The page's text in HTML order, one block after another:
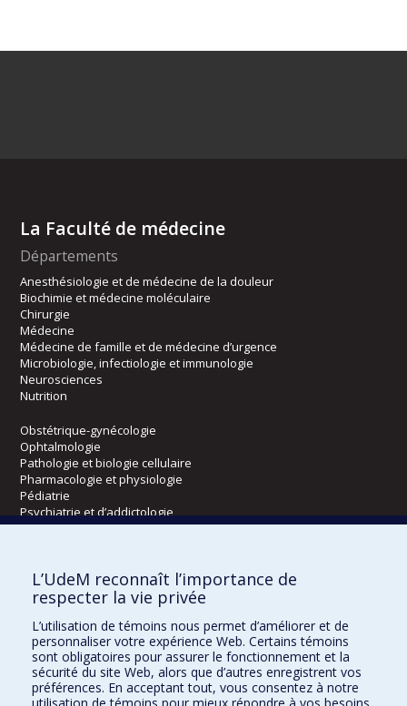
La Faculté de médecine
Départements
Anesthésiologie et de médecine de la douleur
Biochimie et médecine moléculaire
Chirurgie
Médecine
Médecine de famille et de médecine d’urgence
Microbiologie, infectiologie et immunologie
Neurosciences
Nutrition
Obstétrique-gynécologie
Ophtalmologie
Pathologie et biologie cellulaire
Pharmacologie et physiologie
Pédiatrie
Psychiatrie et d’addictologie
Radiologie, radio-oncologie et médecine nucléaire
Écoles
Orthophonie et audiologie
Réadaptation
Directions
L’UdeM reconnaît l’importance de
respecter la vie privée
L’utilisation de témoins nous permet d’améliorer et de
personnaliser votre expérience Web. Certains témoins
sont obligatoires pour assurer le fonctionnement et la
sécurité du site Web, alors que d’autres enregistrent vos
préférences. En acceptant tout, vous consentez à notre
utilisation de témoins pour mieux répondre à vos besoins.